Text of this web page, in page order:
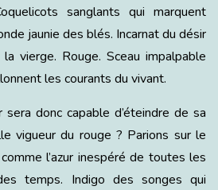
sanglants qui marquent
jaunie des blés. Incarnat du désir
vierge. Rouge. Sceau impalpable
les courants du vivant.
sera donc capable d’éteindre de sa
vigueur du rouge ? Parions sur le
l’azur inespéré de toutes les
temps. Indigo des songes qui